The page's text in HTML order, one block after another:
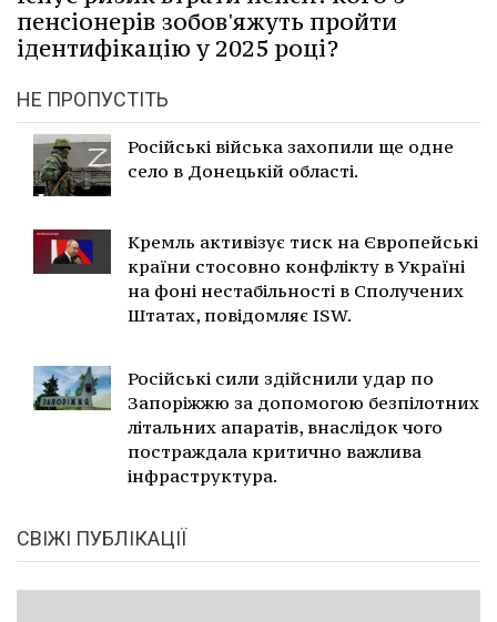
пенсіонерів зобов'яжуть пройти
ідентифікацію у 2025 році?
НЕ ПРОПУСТІТЬ
Російські війська захопили ще одне
село в Донецькій області.
Кремль активізує тиск на Європейські
країни стосовно конфлікту в Україні
на фоні нестабільності в Сполучених
Штатах, повідомляє ISW.
Російські сили здійснили удар по
Запоріжжю за допомогою безпілотних
літальних апаратів, внаслідок чого
постраждала критично важлива
інфраструктура.
СВІЖІ ПУБЛІКАЦІЇ